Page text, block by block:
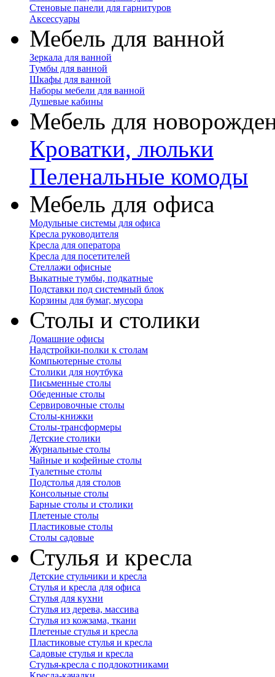
Стеновые панели для гарнитуров
Аксессуары
Мебель для ванной
Зеркала для ванной
Тумбы для ванной
Шкафы для ванной
Наборы мебели для ванной
Душевые кабины
Мебель для
Кроватки, люльки
Пеленальные комоды
Мебель для офиса
Модульные системы для офиса
Кресла руководителя
Кресла для оператора
Кресла для посетителей
Стеллажи офисные
Выкатные тумбы, подкатные
Подставки под системный блок
Корзины для бумаг, мусора
Столы и столики
Домашние офисы
Надстройки-полки к столам
Компьютерные столы
Столики для ноутбука
Письменные столы
Обеденные столы
Сервировочные столы
Столы-книжки
Столы-трансформеры
Детские столики
Журнальные столы
Чайные и кофейные столы
Туалетные столы
Подстолья для столов
Консольные столы
Барные столы и столики
Плетеные столы
Пластиковые столы
Столы садовые
Стулья и кресла
Детские стульчики и кресла
Стулья и кресла для офиса
Стулья для кухни
Стулья из дерева, массива
Стулья из кожзама, ткани
Плетеные стулья и кресла
Пластиковые стулья и кресла
Садовые стулья и кресла
Стулья-кресла с подлокотниками